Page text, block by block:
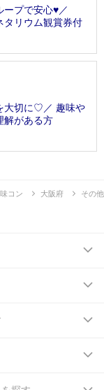
ープで安心♥／
タリウム観賞券付
大切に♡／ 趣味や
解がある方
コン 大阪府 その